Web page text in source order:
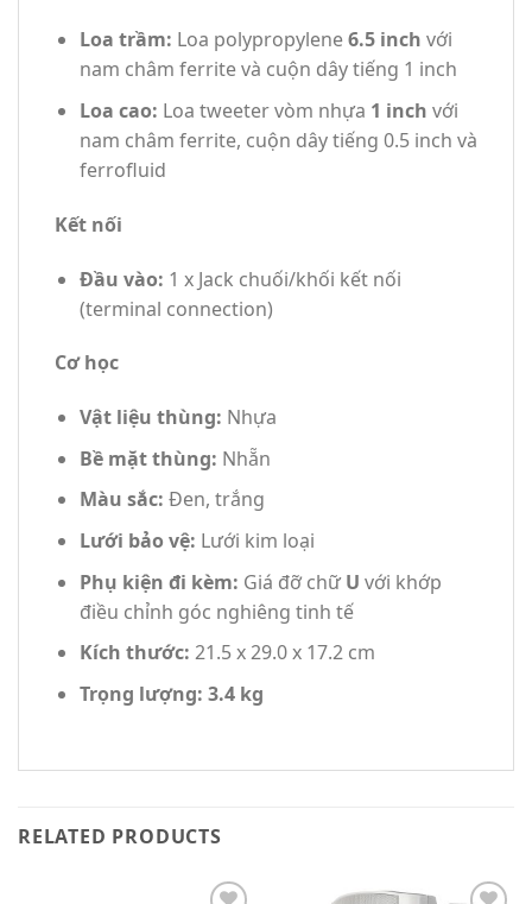
Loa trầm: Loa polypropylene6.5 inch với
nam châm ferrite và cuộn dây tiếng 1 inch
Loa cao: Loa tweeter vòm nhựa 1 inch với
nam châm ferrite, cuộn dây tiếng 0.5 inch và
ferrofluid
Kết nối
Đầu vào: 1 x Jack chuối/khối kết nối
(terminal connection)
Cơ học
Vật liệu thùng: Nhựa
Bề mặt thùng: Nhẵn
Màu sắc: Đen, trắng
Lưới bảo vệ: Lưới kim loại
Phụ kiện đi kèm: Giá đỡ chữU với khớp
điều chỉnh góc nghiêng tinh tế
Kích thước: 21.5 x 29.0 x 17.2 cm
Trọng lượng: 3.4 kg
RELATED PRODUCTS